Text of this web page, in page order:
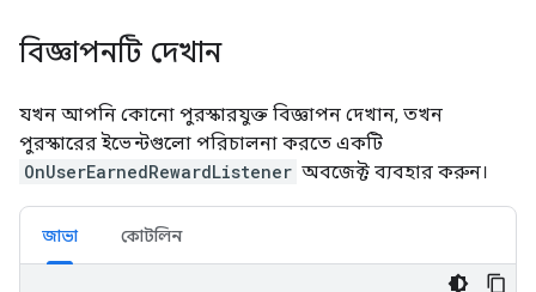
বিজ্ঞাপনটি দেখান
যখন আপনি কোনো পুরস্কারযুক্ত বিজ্ঞাপন দেখান, তখন
পুরস্কারের ইভেন্টগুলো পরিচালনা করতে একটি
OnUserEarnedRewardListener অবজেক্ট ব্যবহার করুন।
জাভা কোটলিন